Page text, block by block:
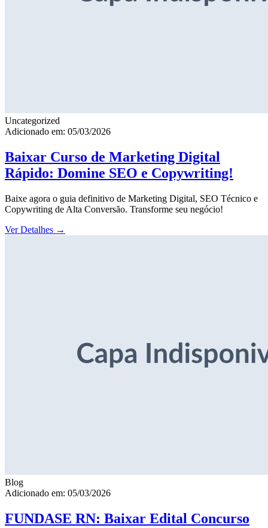
Uncategorized
Adicionado em: 05/03/2026
Baixar Curso de Marketing Digital
Rápido: Domine SEO e Copywriting!
Baixe agora o guia definitivo de Marketing Digital, SEO Técnico e
Copywriting de Alta Conversão. Transforme seu negócio!
Ver Detalhes →
Blog
Adicionado em: 05/03/2026
FUNDASE RN: Baixar Edital Concurso